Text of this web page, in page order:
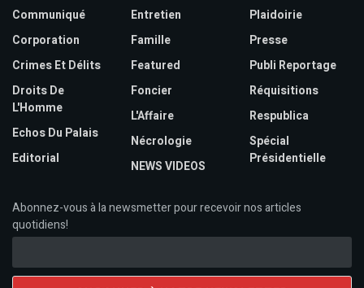
Communiqué
Corporation
Crimes Et Délits
Droits De
L'Homme
Echos Du Palais
Editorial
Entretien
Famille
Featured
Foncier
L'Affaire
Nécrologie
NEWS VIDEOS
Plaidoirie
Presse
Publi Reportage
Réquisitions
Respublica
Spécial
Présidentielle
Abonnez-vous à la newsmetter pour recevoir nos articles
quotidiens!